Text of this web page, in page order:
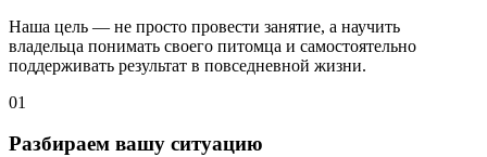
Наша цель — не просто провести занятие, а научить
владельца понимать своего питомца и самостоятельно
поддерживать результат в повседневной жизни.
01
Разбираем вашу ситуацию